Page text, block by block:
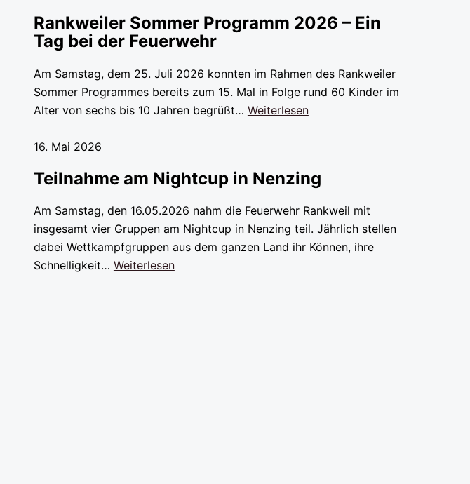
Rankweiler Sommer Programm 2026 – Ein
Tag bei der Feuerwehr
Am Samstag, dem 25. Juli 2026 konnten im Rahmen des Rankweiler
Sommer Programmes bereits zum 15. Mal in Folge rund 60 Kinder im
Alter von sechs bis 10 Jahren begrüßt… Weiterlesen
16. Mai 2026
Teilnahme am Nightcup in Nenzing
Am Samstag, den 16.05.2026 nahm die Feuerwehr Rankweil mit
insgesamt vier Gruppen am Nightcup in Nenzing teil. Jährlich stellen
dabei Wettkampfgruppen aus dem ganzen Land ihr Können, ihre
Schnelligkeit… Weiterlesen